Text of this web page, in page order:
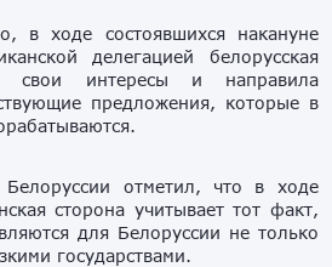
в ходе состоявшихся накануне
делегацией белорусская
свои интересы и направила
предложения, которые в
отметил, что в ходе
сторона учитывает тот факт,
для Белоруссии не только
государствами.